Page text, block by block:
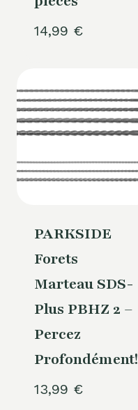
14,99 €
PARKSIDE
Forets
Marteau SDS-
Plus PBHZ 2 –
Percez
Profondément!
13,99 €